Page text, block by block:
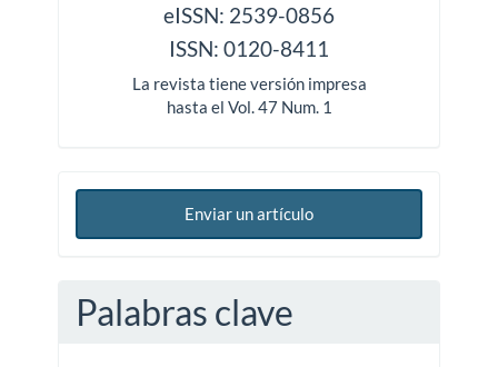
eISSN: 2539-0856
ISSN: 0120-8411
La revista tiene versión impresa
hasta el Vol. 47 Num. 1
Enviar un artículo
Palabras clave